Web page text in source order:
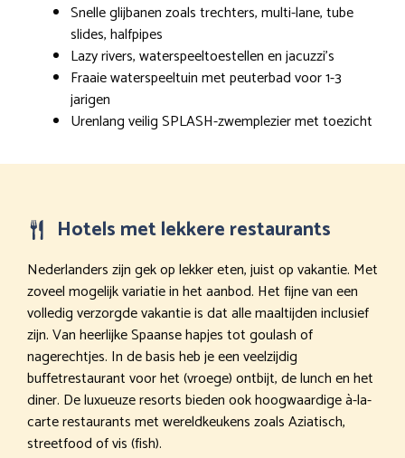
Snelle glijbanen zoals trechters, multi-lane, tube
slides, halfpipes
Lazy rivers, waterspeeltoestellen en jacuzzi’s
Fraaie waterspeeltuin met peuterbad voor 1-3
jarigen
Urenlang veilig SPLASH-zwemplezier met toezicht
Hotels met lekkere restaurants
Nederlanders zijn gek op lekker eten, juist op vakantie. Met
zoveel mogelijk variatie in het aanbod. Het fijne van een
volledig verzorgde vakantie is dat alle maaltijden inclusief
zijn. Van heerlijke Spaanse hapjes tot goulash of
nagerechtjes. In de basis heb je een veelzijdig
buffetrestaurant voor het (vroege) ontbijt, de lunch en het
diner. De luxueuze resorts bieden ook hoogwaardige à-la-
carte restaurants met wereldkeukens zoals Aziatisch,
streetfood of vis (fish).